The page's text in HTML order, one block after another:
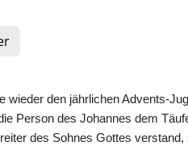
wieder den jährlichen Advents-
Person des Johannes dem
des Sohnes Gottes